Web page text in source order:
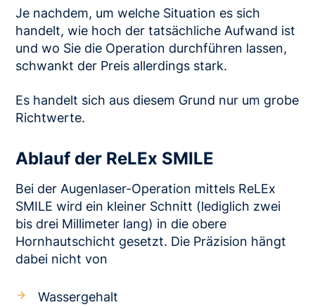
Je nachdem, um welche Situation es sich
handelt, wie hoch der tatsächliche Aufwand ist
und wo Sie die Operation durchführen lassen,
schwankt der Preis allerdings stark.
Es handelt sich aus diesem Grund nur um grobe
Richtwerte.
Ablauf der ReLEx SMILE
Bei der Augenlaser-Operation mittels ReLEx
SMILE wird ein kleiner Schnitt (lediglich zwei
bis drei Millimeter lang) in die obere
Hornhautschicht gesetzt. Die Präzision hängt
dabei nicht von
Wassergehalt